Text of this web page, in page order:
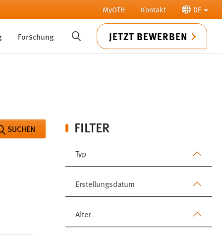
MyOTH Kontakt DE
Forschung SUCHE JETZT BEWERBEN
FILTER
Typ
Erstellungsdatum
Alter
SUCHEN